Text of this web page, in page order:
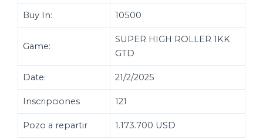
Buy In: 10500
Game:
SUPER HIGH ROLLER 1KK
GTD
Date: 21/2/2025
Inscripciones 121
Pozo a repartir 1.173.700 USD